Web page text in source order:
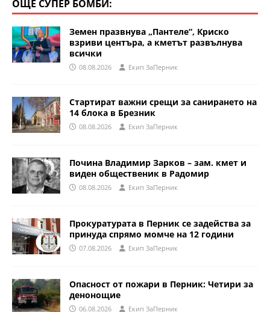
ОЩЕ СУПЕР БОМБИ:
Земен празвнува „Пантеле“, Криско
взриви центъра, а кметът развълнува
всички
08.08.2026 Eкип ЗаПерник
Стартират важни срещи за санирането на
14 блока в Брезник
08.08.2026 Eкип ЗаПерник
Почина Владимир Зарков – зам. кмет и
виден общественик в Радомир
08.08.2026 Eкип ЗаПерник
Прокуратурата в Перник се задейства за
принуда спрямо момче на 12 години
07.08.2026 Eкип ЗаПерник
Опасност от пожари в Перник: Четири за
денонощие
06.08.2026 Eкип ЗаПерник